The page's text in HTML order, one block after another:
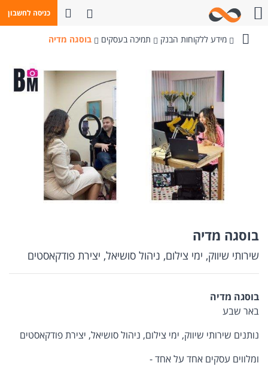
כניסה לחשבון
פתח חיפושחייגו אלינו
מידע ללקוחות הבנק תמיכה בעסקים בוסגה מדיה
בוסגה מדיה
שירותי שיווק, ימי צילום, ניהול סושיאל, יצירת פודקאסטים
בוסגה מדיה
באר שבע
נותנים שירותי שיווק, ימי צילום, ניהול סושיאל, יצירת פודקאסטים
ומלווים עסקים אחד על אחד -